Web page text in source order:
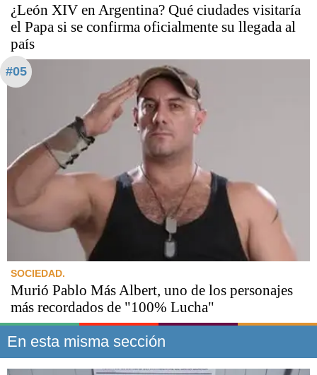
¿León XIV en Argentina? Qué ciudades visitaría
el Papa si se confirma oficialmente su llegada al
país
#05
SOCIEDAD.
Murió Pablo Más Albert, uno de los personajes
más recordados de "100% Lucha"
En esta misma sección